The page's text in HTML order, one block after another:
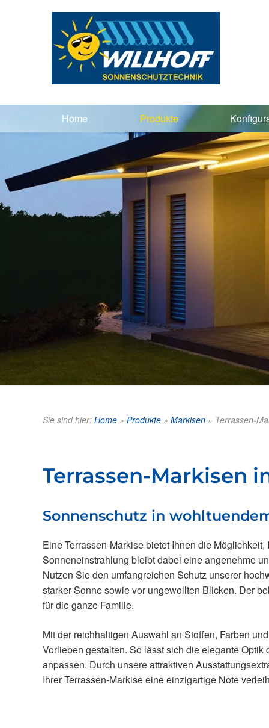
Home Produkte
Sie sind hier: Home » Produkte » Markisen » Terrassen-
Terrassen-Markisen
Sonnenschutz in
Eine Terrassen-Markise bietet Ihnen die
Sonneneinstrahlung bleibt dabei eine angenehme
Nutzen Sie den umfangreichen Schutz unserer
starker Sonne sowie vor ungewollten Blicken. Der
für die ganze Familie.
Mit der reichhaltigen Auswahl an Stoffen, Farben
Vorlieben gestalten. So lässt sich die elegante
anpassen. Durch unsere attraktiven
Ihrer Terrassen-Markise eine einzigartige Note